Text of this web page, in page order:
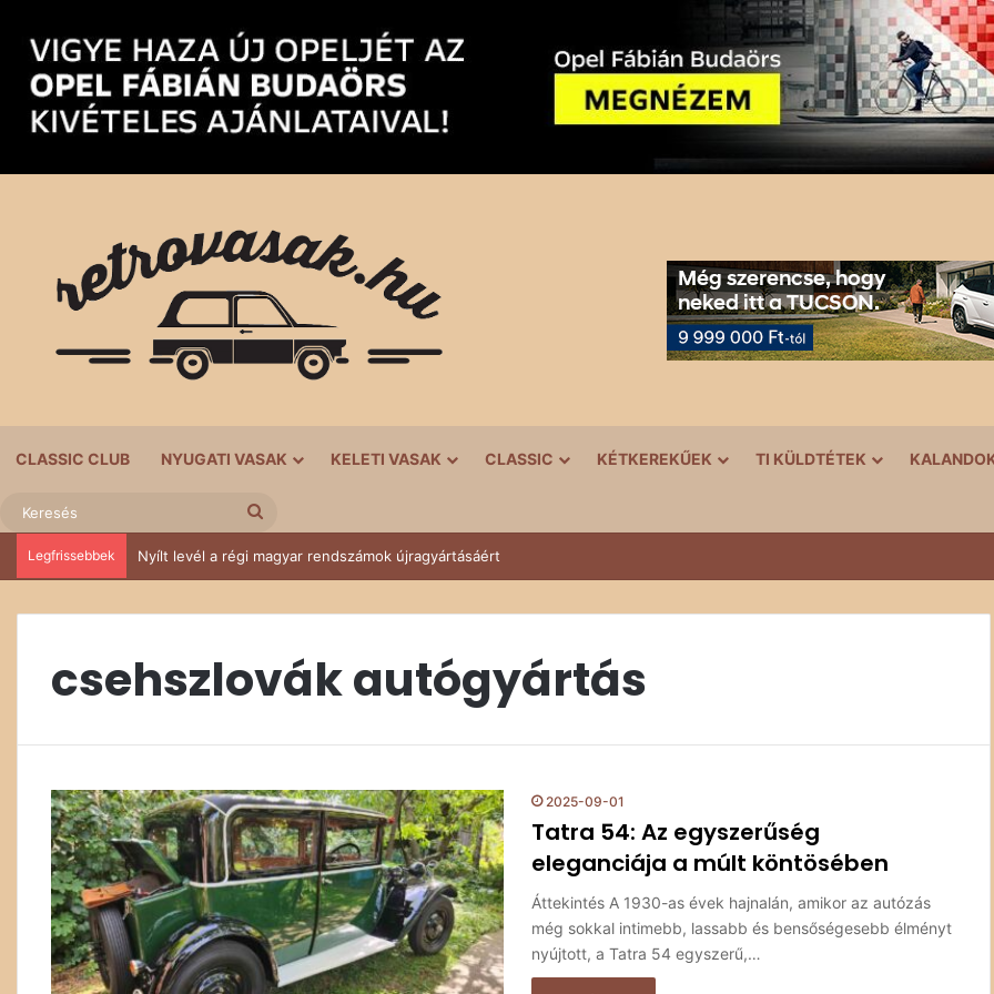
CLASSIC CLUB NYUGATI VASAK KELETI VASAK CLASSIC KÉTKEREKŰEK TI KÜLDTÉTEK
Legfrissebbek Nyílt levél a régi magyar rendszámok újragyártásáért
csehszlovák autógyártás
2025-09-01
Tatra 54: Az egyszerűség
eleganciája a múlt köntösében
Áttekintés A 1930-as évek hajnalán, amikor az autózás
még sokkal intimebb, lassabb és bensőségesebb élményt
nyújtott, a Tatra 54 egyszerű,…